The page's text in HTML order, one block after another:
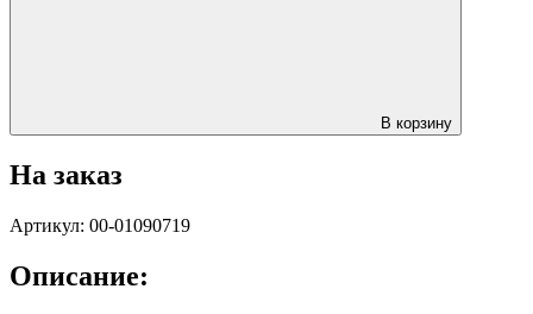
В корзину
На заказ
Артикул: 00-01090719
Описание: